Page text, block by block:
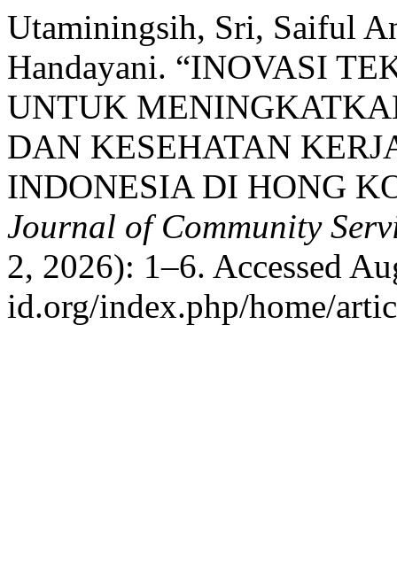
Utaminingsih, Sri, Saiful
Handayani. “INOVASI
UNTUK
DAN KESEHATAN
INDONESIA DI HONG
Journal of Community
2, 2026): 1–6. Accessed
id.org/index.php/home/